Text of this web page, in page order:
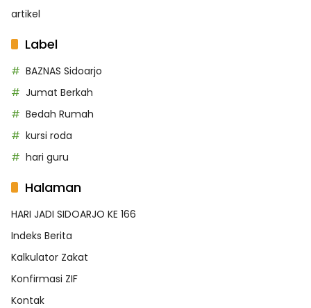
artikel
Label
BAZNAS Sidoarjo
Jumat Berkah
Bedah Rumah
kursi roda
hari guru
Halaman
HARI JADI SIDOARJO KE 166
Indeks Berita
Kalkulator Zakat
Konfirmasi ZIF
Kontak